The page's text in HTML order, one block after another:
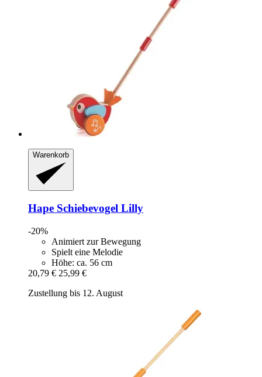
Warenkorb
Hape Schiebevogel Lilly
-20%
Animiert zur Bewegung
Spielt eine Melodie
Höhe: ca. 56 cm
20,79 € 25,99 €
Zustellung bis 12. August